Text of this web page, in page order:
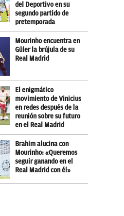
del Deportivo en su
segundo partido de
pretemporada
Mourinho encuentra en
Güler la brújula de su
Real Madrid
El enigmático
movimiento de Vinicius
en redes después de la
reunión sobre su futuro
en el Real Madrid
Brahim alucina con
Mourinho: «Queremos
seguir ganando en el
Real Madrid con él»